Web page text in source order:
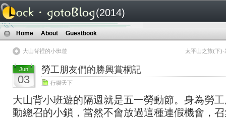
(2014)
Home About Guestbook
大山背裡的小班遊 太平山之旅(下)-
Jun
03
勞工朋友們的勝興賞桐記
行腳天下
大山背小班遊的隔週就是五一勞動節。身為勞
動總召的小鎖，當然不會放過這種連假機會，